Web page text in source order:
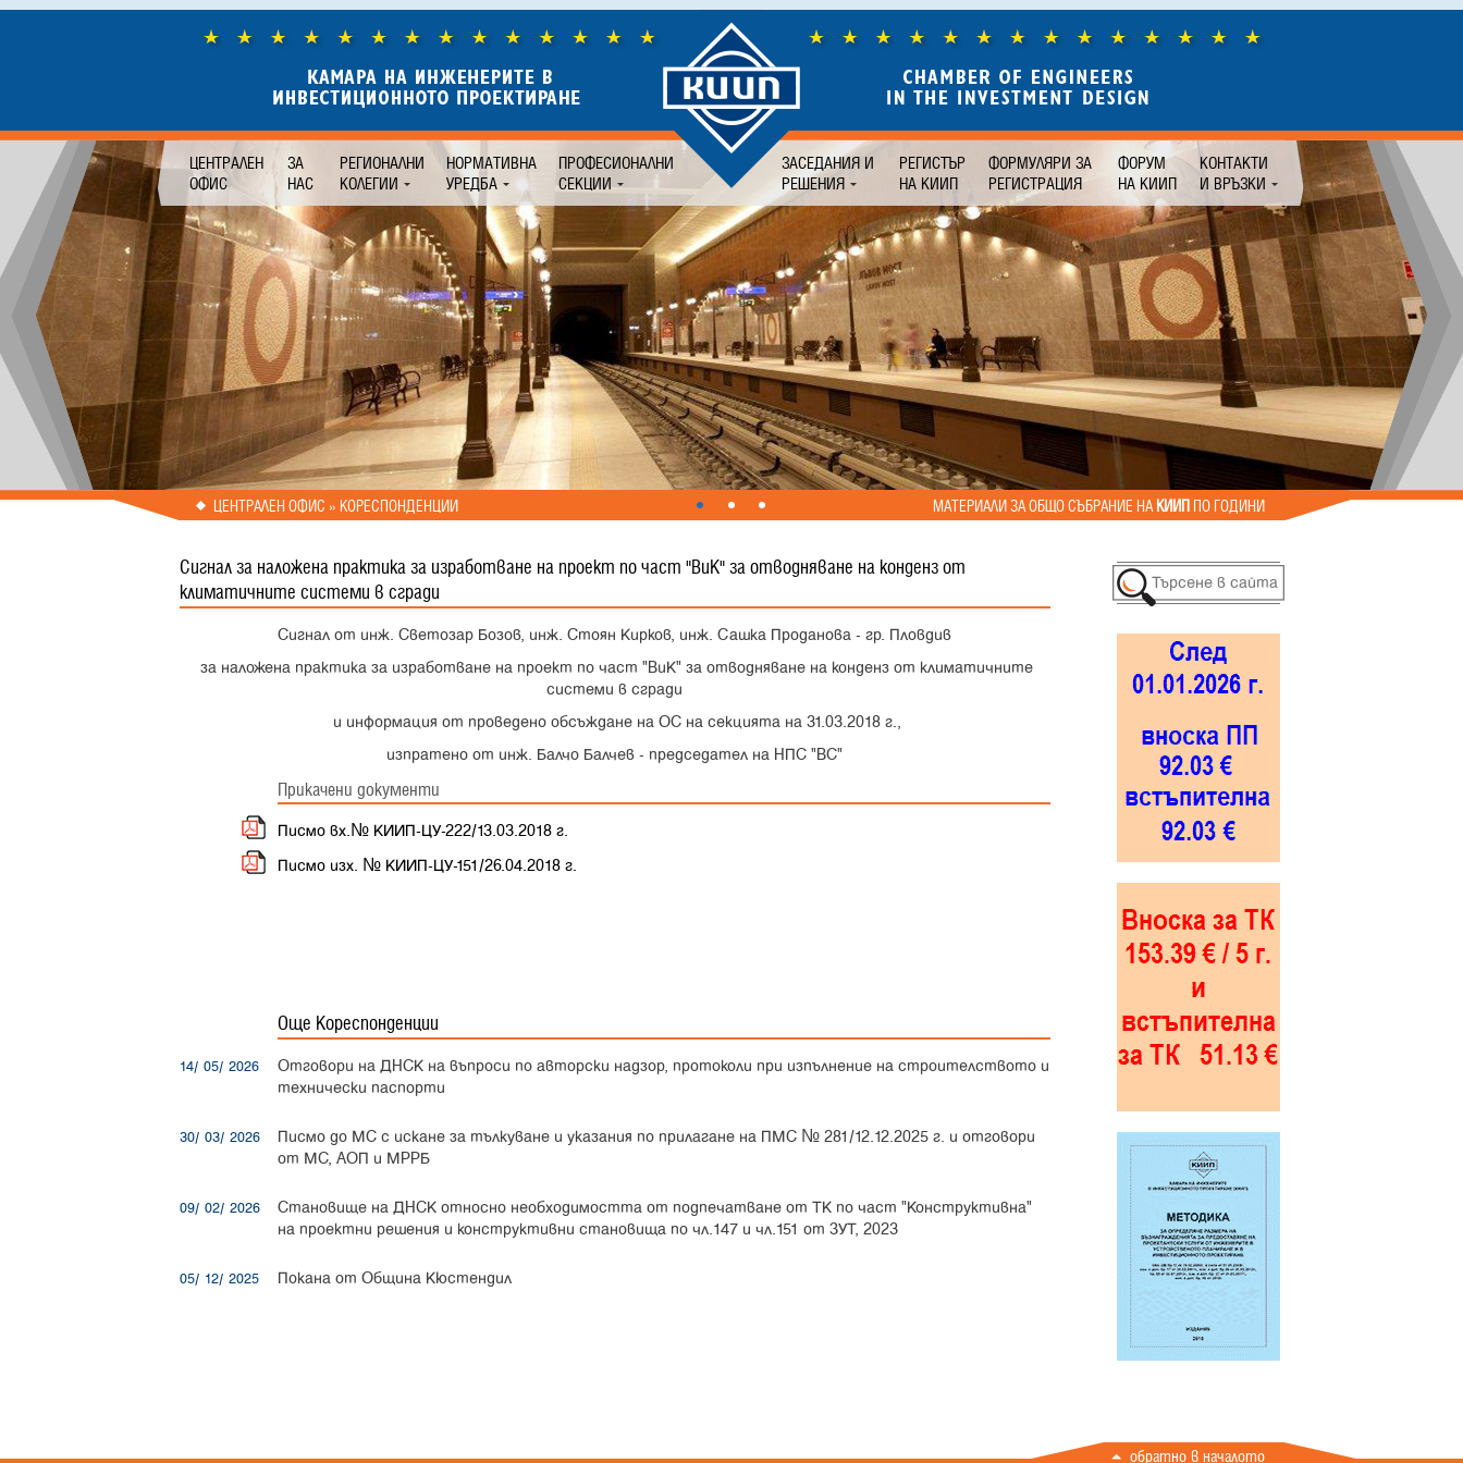
PrevNext
ЦЕНТРАЛЕН
ОФИС
ЗА
НАС
РЕГИОНАЛНИ
КОЛЕГИИ
НОРМАТИВНА
УРЕДБА
ПРОФЕСИОНАЛНИ
СЕКЦИИ
ЗАСЕДАНИЯ И
РЕШЕНИЯ
РЕГИСТЪР
НА КИИП
ФОРМУЛЯРИ ЗА
РЕГИСТРАЦИЯ
ФОРУМ
НА КИИП
КОНТАКТИ
И ВРЪЗКИ
ЦЕНТРАЛЕН ОФИС » КОРЕСПОНДЕНЦИИ МАТЕРИАЛИ ЗА ОБЩО СЪБРАНИЕ НАКИИППО ГОДИНИ
Сигнал за наложена практика за изработване на проект по част "ВиК" за отводняване на конденз от
климатичните системи в сгради
Сигнал от инж. Светозар Бозов, инж. Стоян Кирков, инж. Сашка Проданова - гр. Пловдив
за наложена практика за изработване на проект по част "ВиК" за отводняване на конденз от климатичните
системи в сгради
и информация от проведено обсъждане на ОС на секцията на 31.03.2018 г.,
изпратено от инж. Балчо Балчев - председател на НПС "ВС"
Прикачени документи
Писмо вх.№ КИИП-ЦУ-222/13.03.2018 г.
Писмо изх. № КИИП-ЦУ-151/26.04.2018 г.
Още Кореспонденции
14/ 05/ 2026
Отговори на ДНСК на въпроси по авторски надзор, протоколи при изпълнение на строителството и
технически паспорти
30/ 03/ 2026
Писмо до МС с искане за тълкуване и указания по прилагане на ПМС № 281/12.12.2025 г. и отговори
от МС, АОП и МРРБ
09/ 02/ 2026
Становище на ДНСК относно необходимостта от подпечатване от ТК по част "Конструктивна"
на проектни решения и конструктивни становища по чл.147 и чл.151 от ЗУТ, 2023
05/ 12/ 2025 Покана от Община Кюстендил
обратно в началото